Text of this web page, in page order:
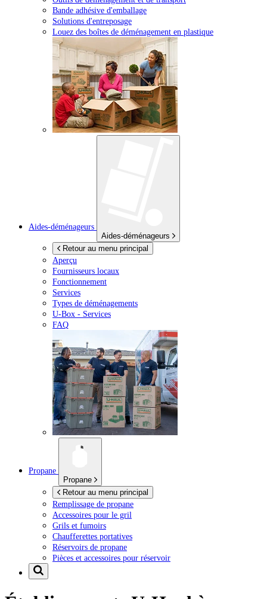
Bande adhésive d'emballage
Solutions d'entreposage
Louez des boîtes de déménagement en plastique
Aides-déménageurs
Aides-déménageurs
Retour au menu principal
Aperçu
Fournisseurs locaux
Fonctionnement
Services
Types de déménagements
U-Box - Services
FAQ
Propane
Propane
Retour au menu principal
Remplissage de propane
Accessoires pour le gril
Grils et fumoirs
Chaufferettes portatives
Réservoirs de propane
Pièces et accessoires pour réservoir